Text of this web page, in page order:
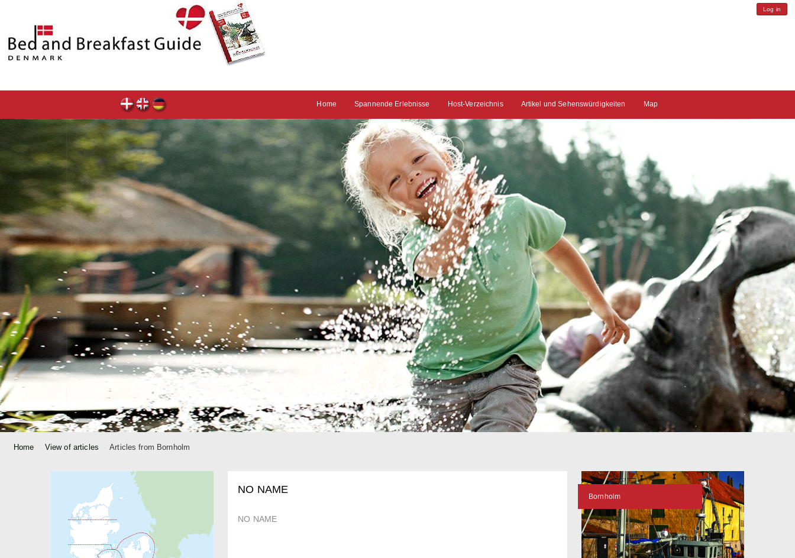
Log in
Home Spannende Erlebnisse Host-Verzeichnis Artikel und Sehenswürdigkeiten Map
Home View of articles Articles from Bornholm
NO NAME
NO NAME
Bornholm